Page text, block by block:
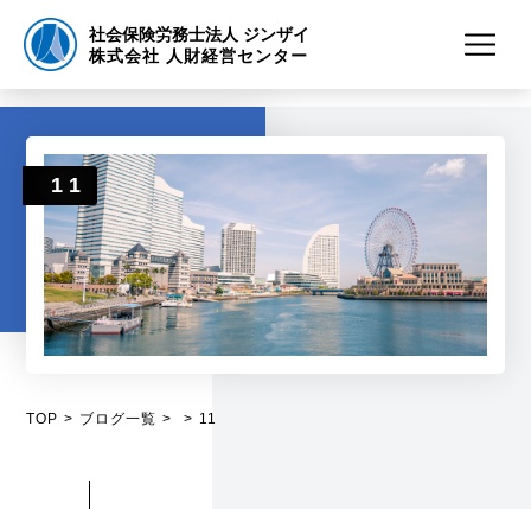
社会保険労務士法人 ジンザイ
株式会社 人財経営センター
11
TOP ブログ一覧 11